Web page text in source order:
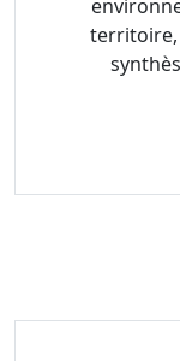
territoire,